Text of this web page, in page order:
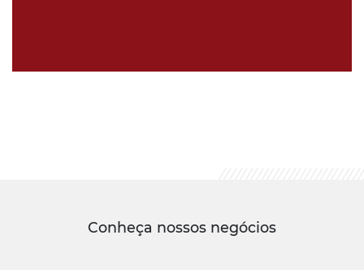
Conheça nossos negócios